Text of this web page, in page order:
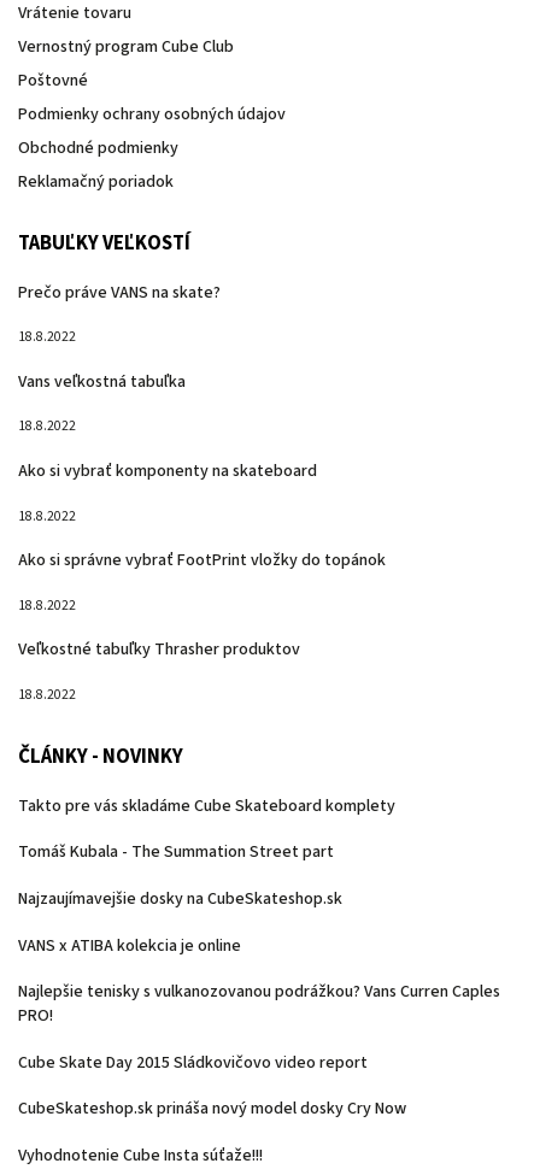
Vrátenie tovaru
Vernostný program Cube Club
Poštovné
Podmienky ochrany osobných údajov
Obchodné podmienky
Reklamačný poriadok
TABUĽKY VEĽKOSTÍ
Prečo práve VANS na skate?
18.8.2022
Vans veľkostná tabuľka
18.8.2022
Ako si vybrať komponenty na skateboard
18.8.2022
Ako si správne vybrať FootPrint vložky do topánok
18.8.2022
Veľkostné tabuľky Thrasher produktov
18.8.2022
ČLÁNKY - NOVINKY
Takto pre vás skladáme Cube Skateboard komplety
Tomáš Kubala - The Summation Street part
Najzaujímavejšie dosky na CubeSkateshop.sk
VANS x ATIBA kolekcia je online
Najlepšie tenisky s vulkanozovanou podrážkou? Vans Curren Caples
PRO!
Cube Skate Day 2015 Sládkovičovo video report
CubeSkateshop.sk prináša nový model dosky Cry Now
Vyhodnotenie Cube Insta súťaže!!!